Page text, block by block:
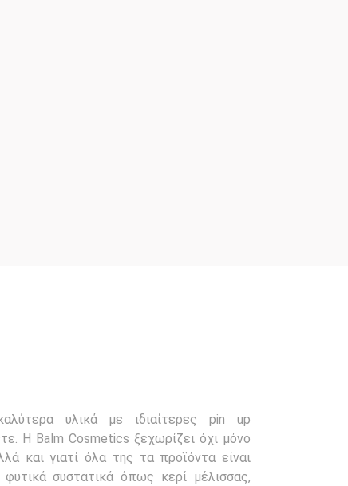
υλικά με ιδιαίτερες pin up
Η Balm Cosmetics ξεχωρίζει όχι μόνο
και γιατί όλα της τα προϊόντα είναι
συστατικά όπως κερί μέλισσας,